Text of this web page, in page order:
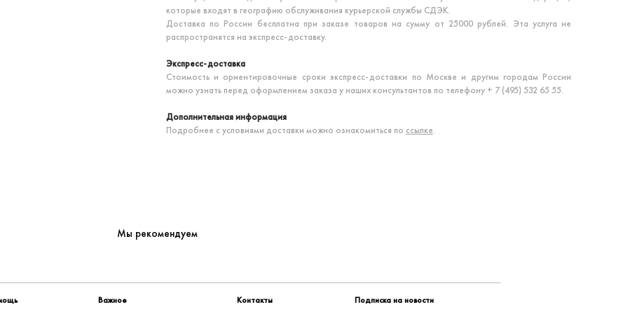
которые входят в географию обслуживания курьерской службы СДЭК.
Доставка по России бесплатна при заказе товаров на сумму от 25000 рублей. Эта услуга не
распространятся на экспресс-доставку.
Экспресс-доставка
Стоимость и ориентировочные сроки экспресс-доставки по Москве и другим городам России
можно узнать перед оформлением заказа у наших консультантов по телефону + 7 (495) 532 65 55.
Дополнительная информация
Подробнее с условиями доставки можно ознакомиться по ссылке.
Мы рекомендуем
Важное Контакты Подписка на новости